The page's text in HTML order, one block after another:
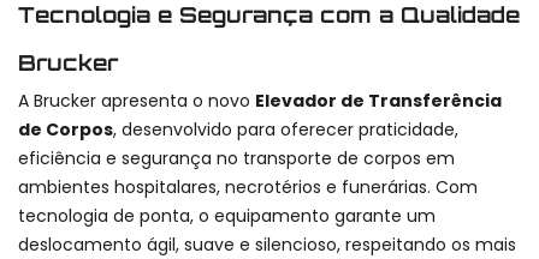
Tecnologia e Segurança com a Qualidade
Brucker
A Brucker apresenta o novo Elevador de Transferência
de Corpos, desenvolvido para oferecer praticidade,
eficiência e segurança no transporte de corpos em
ambientes hospitalares, necrotérios e funerárias. Com
tecnologia de ponta, o equipamento garante um
deslocamento ágil, suave e silencioso, respeitando os mais